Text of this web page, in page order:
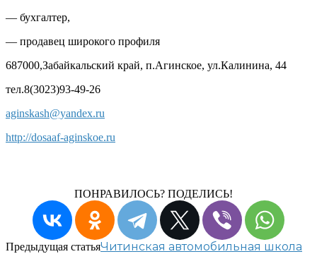
— бухгалтер,
— продавец широкого профиля
687000,Забайкальский край, п.Агинское, ул.Калинина, 44
тел.8(3023)93-49-26
aginskash@yandex.ru
http://dosaaf-aginskoe.ru
ПОНРАВИЛОСЬ? ПОДЕЛИСЬ!
Предыдущая статьяЧитинская автомобильная школа